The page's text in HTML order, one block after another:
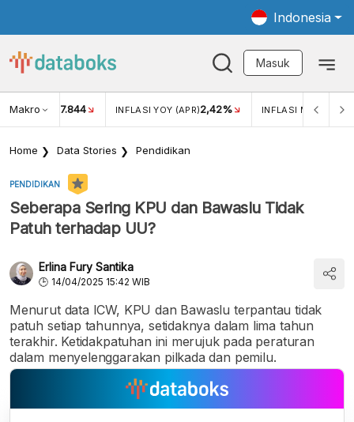
Indonesia
Masuk
Makro
USD/IDR 17.844 INFLASI YOY (APR)2,42% INFLASI MOM (APR)
Home Data Stories Pendidikan
PENDIDIKAN
Seberapa Sering KPU dan Bawaslu Tidak
Patuh terhadap UU?
Erlina Fury Santika
14/04/2025 15:42 WIB
Menurut data ICW, KPU dan Bawaslu terpantau tidak
patuh setiap tahunnya, setidaknya dalam lima tahun
terakhir. Ketidakpatuhan ini merujuk pada peraturan
dalam menyelenggarakan pilkada dan pemilu.